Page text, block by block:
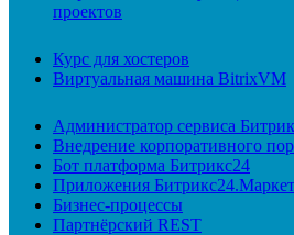
проектов
Курс для хостеров
Виртуальная машина BitrixVM
Администратор сервиса
Внедрение корпоративного
Бот платформа Битрикс24
Приложения Битрикс24.Маркет
Бизнес-процессы
Партнёрский REST